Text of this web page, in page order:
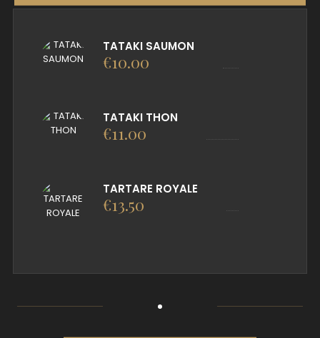
TATAKI SAUMON
€10.00
TATAKI THON
€11.00
TARTARE ROYALE
€13.50